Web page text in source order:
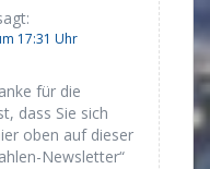
17:31 Uhr
für die
dass Sie sich
oben auf dieser
Newsletter“